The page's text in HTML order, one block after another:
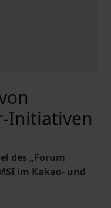
Initiativen
des „Forum
im Kakao- und